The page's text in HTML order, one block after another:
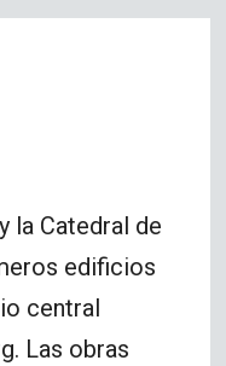
la Catedral de
edificios
central
Las obras